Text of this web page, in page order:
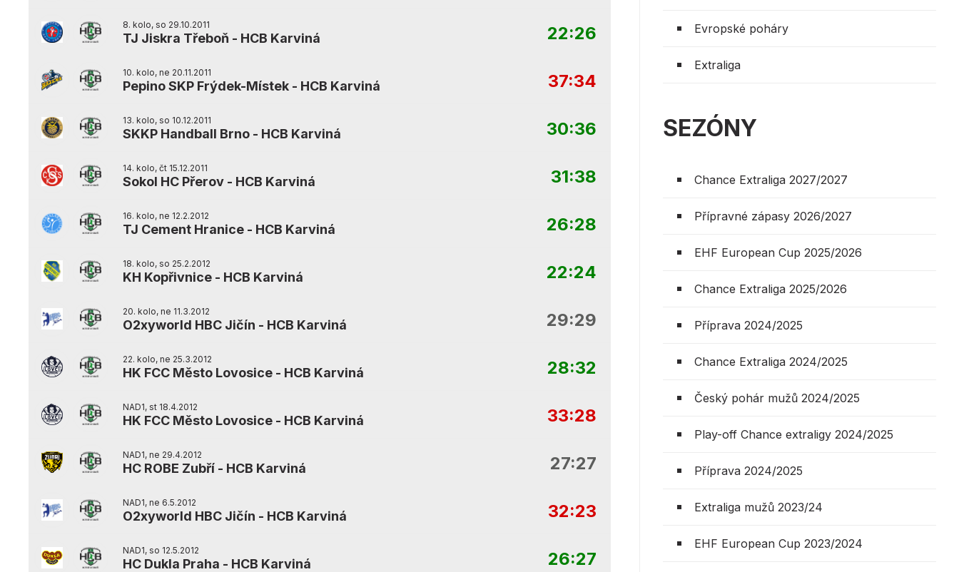
8. kolo, so 29.10.2011
TJ Jiskra Třeboň - HCB Karviná 22:26
10. kolo, ne 20.11.2011
Pepino SKP Frýdek-Místek - HCB Karviná 37:34
13. kolo, so 10.12.2011
SKKP Handball Brno - HCB Karviná 30:36
14. kolo, čt 15.12.2011
Sokol HC Přerov - HCB Karviná 31:38
16. kolo, ne 12.2.2012
TJ Cement Hranice - HCB Karviná 26:28
18. kolo, so 25.2.2012
KH Kopřivnice - HCB Karviná 22:24
20. kolo, ne 11.3.2012
O2xyworld HBC Jičín - HCB Karviná 29:29
22. kolo, ne 25.3.2012
HK FCC Město Lovosice - HCB Karviná 28:32
NAD1, st 18.4.2012
HK FCC Město Lovosice - HCB Karviná 33:28
NAD1, ne 29.4.2012
HC ROBE Zubří - HCB Karviná 27:27
NAD1, ne 6.5.2012
O2xyworld HBC Jičín - HCB Karviná 32:23
NAD1, so 12.5.2012
HC Dukla Praha - HCB Karviná 26:27
Evropské poháry
Extraliga
SEZÓNY
Chance Extraliga 2027/2027
Přípravné zápasy 2026/2027
EHF European Cup 2025/2026
Chance Extraliga 2025/2026
Příprava 2024/2025
Chance Extraliga 2024/2025
Český pohár mužů 2024/2025
Play-off Chance extraligy 2024/2025
Příprava 2024/2025
Extraliga mužů 2023/24
EHF European Cup 2023/2024